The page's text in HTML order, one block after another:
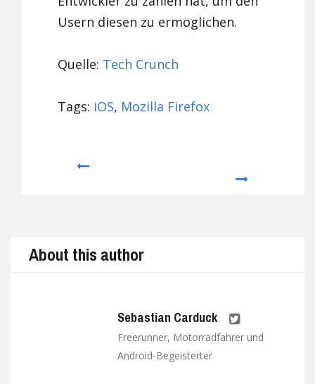
Usern diesen zu ermöglichen.
Quelle: Tech Crunch
Tags: iOS, Mozilla Firefox
About this author
Sebastian Carduck
Freerunner, Motorradfahrer und
Android-Begeisterter